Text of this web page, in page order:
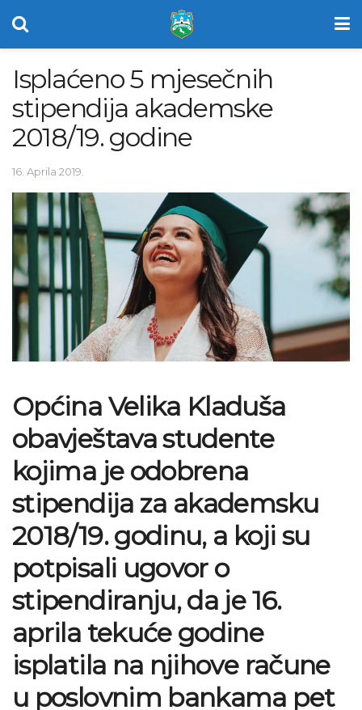
Isplaćeno 5 mjesečnih
stipendija akademske
2018/19. godine
16. Aprila 2019.
Općina Velika Kladuša
obavještava studente
kojima je odobrena
stipendija za akademsku
2018/19. godinu, a koji su
potpisali ugovor o
stipendiranju, da je 16.
aprila tekuće godine
isplatila na njihove račune
u poslovnim bankama pet